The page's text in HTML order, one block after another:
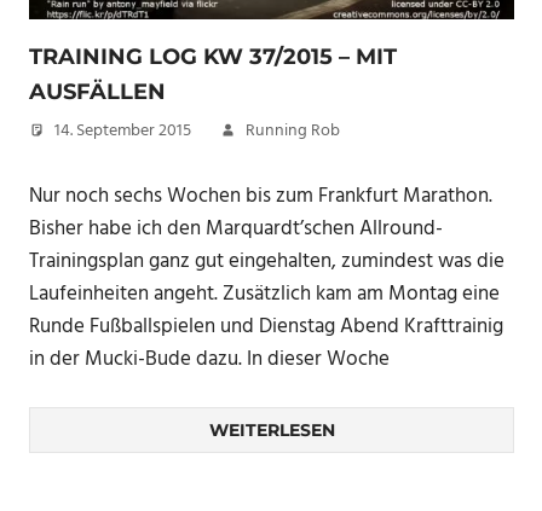
TRAINING LOG KW 37/2015 – MIT
AUSFÄLLEN
14. September 2015 Running Rob
Nur noch sechs Wochen bis zum Frankfurt Marathon.
Bisher habe ich den Marquardt’schen Allround-
Trainingsplan ganz gut eingehalten, zumindest was die
Laufeinheiten angeht. Zusätzlich kam am Montag eine
Runde Fußballspielen und Dienstag Abend Krafttrainig
in der Mucki-Bude dazu. In dieser Woche
WEITERLESEN